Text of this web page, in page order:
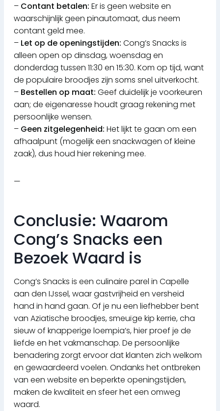
– Contant betalen: Er is geen website en
waarschijnlijk geen pinautomaat, dus neem
contant geld mee.
– Let op de openingstijden: Cong’s Snacks is
alleen open op dinsdag, woensdag en
donderdag tussen 11:30 en 15:30. Kom op tijd, want
de populaire broodjes zijn soms snel uitverkocht.
– Bestellen op maat: Geef duidelijk je voorkeuren
aan; de eigenaresse houdt graag rekening met
persoonlijke wensen.
– Geen zitgelegenheid: Het lijkt te gaan om een
afhaalpunt (mogelijk een snackwagen of kleine
zaak), dus houd hier rekening mee.
—
Conclusie: Waarom
Cong’s Snacks een
Bezoek Waard is
Cong’s Snacks is een culinaire parel in Capelle
aan den IJssel, waar gastvrijheid en versheid
hand in hand gaan. Of je nu een liefhebber bent
van Aziatische broodjes, smeuïge kip kerrie, cha
sieuw of knapperige loempia’s, hier proef je de
liefde en het vakmanschap. De persoonlijke
benadering zorgt ervoor dat klanten zich welkom
en gewaardeerd voelen. Ondanks het ontbreken
van een website en beperkte openingstijden,
maken de kwaliteit en sfeer het een omweg
waard.